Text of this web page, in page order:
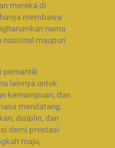
mereka di
membawa
nama
nasional maupun
pemantik
lainnya untuk
kemampuan, dan
mendatang.
disiplin, dan
demi prestasi
maju,